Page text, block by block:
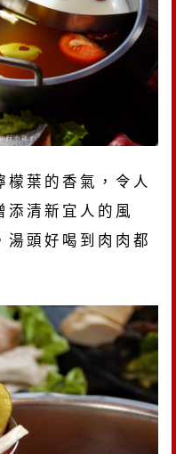
葉的香氣，令人
添清新宜人的風
湯頭好喝到肉肉都